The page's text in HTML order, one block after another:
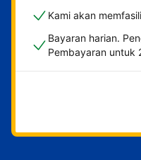
Kami akan
Bayaran harian.
Pembayaran untuk
Mulai